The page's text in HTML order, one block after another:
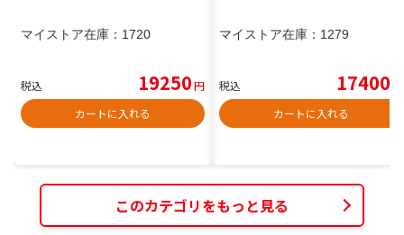
マイストア在庫： 1720
税込 19250円
カートに入れる
マイストア在庫： 1279
税込 17400
カートに入れる
このカテゴリをもっと見る